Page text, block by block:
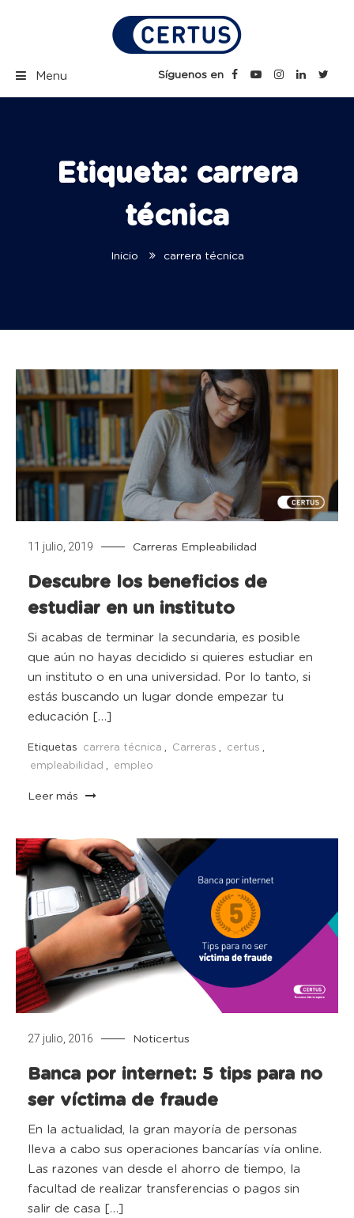
Certus Blog | Carreras
Menu Síguenos en
Etiqueta: carrera
técnica
Inicio carrera técnica
11 julio, 2019 Carreras Empleabilidad
Descubre los beneficios de
estudiar en un instituto
Si acabas de terminar la secundaria, es posible
que aún no hayas decidido si quieres estudiar en
un instituto o en una universidad. Por lo tanto, si
estás buscando un lugar donde empezar tu
educación […]
Etiquetas carrera técnica , Carreras , certus ,
empleabilidad , empleo
Leer más
27 julio, 2016 Noticertus
Banca por internet: 5 tips para no
ser víctima de fraude
En la actualidad, la gran mayoría de personas
lleva a cabo sus operaciones bancarías vía online.
Las razones van desde el ahorro de tiempo, la
facultad de realizar transferencias o pagos sin
salir de casa […]